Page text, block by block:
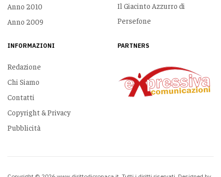
Anno 2010
Anno 2009
Il Giacinto Azzurro di
Persefone
INFORMAZIONI
Redazione
Chi Siamo
Contatti
Copyright & Privacy
Pubblicità
PARTNERS